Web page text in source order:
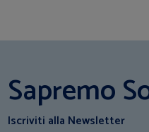
Sapremo
Iscriviti alla Newsletter